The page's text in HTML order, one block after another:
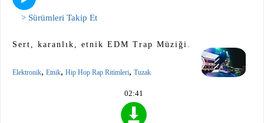
> Sürümleri Takip Et
Sert, karanlık, etnik EDM Trap Müziği.
Elektronik, Etnik, Hip Hop Rap Ritimleri, Tuzak
02:41